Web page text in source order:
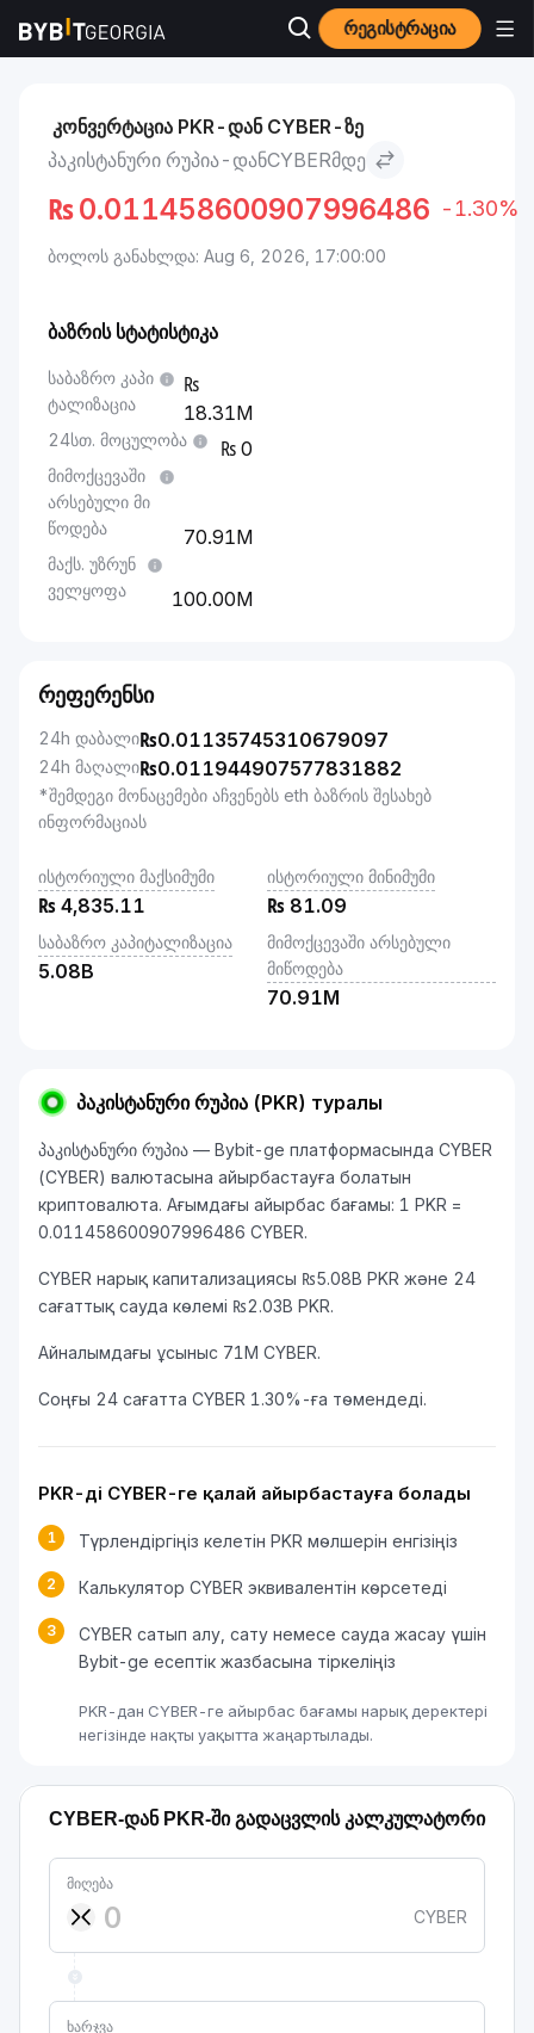
რეგისტრაცია
ბაზრები CYBER ფასი CYBER პაკისტანური რუპია to CYBER
კონვერტაცია PKR-დან CYBER-ზე
ᲞᲐᲙᲘᲡᲢᲐᲜᲣᲠᲘ ᲠᲣᲞᲘᲐ-ᲓᲐᲜCYBERᲛᲓᲔ
₨0.011458600907996486 -1.30%
ბოლოს განახლდა: Aug 6, 2026, 17:00:00
ბაზრის სტატისტიკა
საბაზრო კაპი
ტალიზაცია
18.31M
24სთ. მოცულობა 0
მიმოქცევაში
არსებული მი
წოდება
70.91M
მაქს. უზრუნ
ველყოფა
100.00M
რეფერენსი
24h დაბალი₨0.01135745310679097
24h მაღალი₨0.011944907577831882
*შემდეგი მონაცემები აჩვენებს eth ბაზრის შესახებ
ინფორმაციას
ისტორიული მაქსიმუმი
₨ 4,835.11
ისტორიული მინიმუმი
₨ 81.09
საბაზრო კაპიტალიზაცია
5.08B
მიმოქცევაში არსებული
მიწოდება
70.91M
პაკისტანური რუპია (PKR) туралы
პაკისტანური რუპია — Bybit-ge платформасында CYBER
(CYBER) валютасына айырбастауға болатын
криптовалюта. Ағымдағы айырбас бағамы: 1 PKR =
0.011458600907996486 CYBER.
CYBER нарық капитализациясы ₨5.08B PKR және 24
сағаттық сауда көлемі ₨2.03B PKR.
Айналымдағы ұсыныс 71M CYBER.
Соңғы 24 сағатта CYBER 1.30%-ға төмендеді.
PKR-ді CYBER-ге қалай айырбастауға болады
1 Түрлендіргіңіз келетін PKR мөлшерін енгізіңіз
2 Калькулятор CYBER эквивалентін көрсетеді
3
CYBER сатып алу, сату немесе сауда жасау үшін
Bybit-ge есептік жазбасына тіркеліңіз
PKR-дан CYBER-ге айырбас бағамы нарық деректері
негізінде нақты уақытта жаңартылады.
CYBER-დან PKR-ში გადაცვლის კალკულატორი
მიღება
CYBER
ხარჯვა